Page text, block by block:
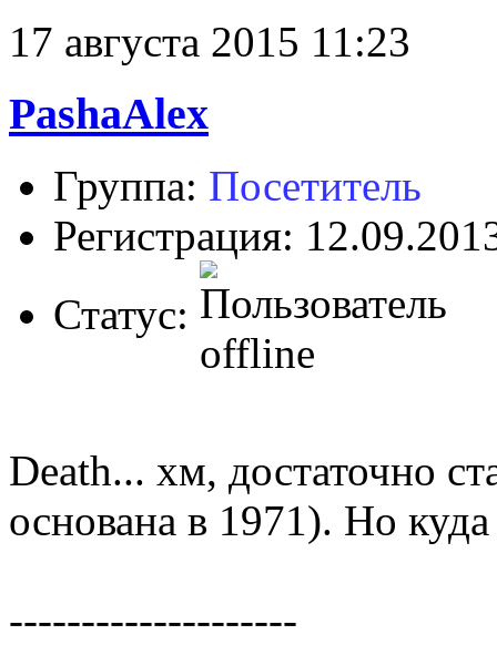
17 августа 2015 11:23
PashaAlex
Группа: Посетитель
Регистрация:
Статус:
Death... хм, достаточно
основана в 1971). Но
--------------------